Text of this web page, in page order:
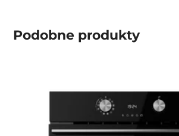
Podobne produkty